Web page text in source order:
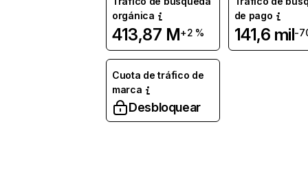
orgánica
413,87 M+2 %
de pago
141,6 mil-
Cuota de tráfico de
marca
Desbloquear